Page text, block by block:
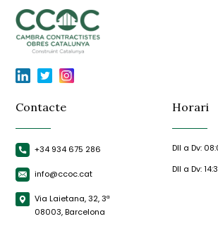
Contacte
+34 934 675 286
info@ccoc.cat
Via Laietana, 32, 3ª
08003, Barcelona
Horari
Dll a Dv:
Dll a Dv: